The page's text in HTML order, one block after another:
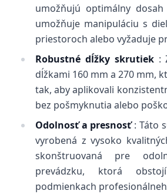
umožňujú optimálny
umožňuje manipuláciu s
priestoroch alebo vyžaduje
Robustné dĺžky skrutiek:
dĺžkami 160 mm a 270 mm,
tak, aby aplikovali
bez pošmyknutia alebo
Odolnosť a presnosť: Táto
vyrobená z vysoko
skonštruovaná pre
prevádzku, ktorá
podmienkach